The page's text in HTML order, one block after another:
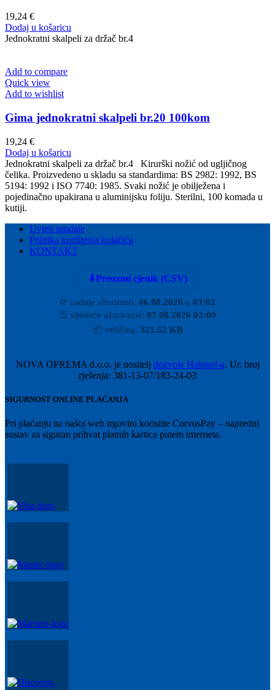
19,24 €
Dodaj u košaricu
Jednokratni skalpeli za držač br.4
Add to compare
Quick view
Add to wishlist
Gima jednokratni skalpeli br.20 100kom
19,24 €
Dodaj u košaricu
Jednokratni skalpeli za držač br.4 Kirurški nožić od ugljičnog
čelika. Proizvedeno u skladu sa standardima: BS 2982: 1992, BS
5194: 1992 i ISO 7740: 1985. Svaki nožić je obilježena i
pojedinačno upakirana u aluminijsku foliju. Sterilni, 100 komada u
kutiji.
Uvjeti prodaje
Politika korištenja kolačića
KONTAKT
⬇Preuzmi cjenik (CSV)
⟳ zadnje ažurirano: 06.08.2026 u 03:02
⏰ sljedeće ažuriranje: 07.08.2026 03:00
📦veličina: 321.52 KB
NOVA OPREMA d.o.o. je nositelj dozvole Halmed-a. Ur. broj
rješenja: 381-13-07/183-24-03
SIGURNOST ONLINE PLAĆANJA
Pri plaćanju na našoj web trgovini koristite CorvusPay – napredni
sustav za siguran prihvat platnih kartica putem interneta.